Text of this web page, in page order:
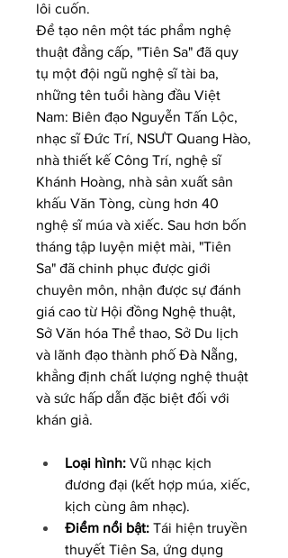
lôi cuốn.
Để tạo nên một tác phẩm nghệ
thuật đẳng cấp, "Tiên Sa" đã quy
tụ một đội ngũ nghệ sĩ tài ba,
những tên tuổi hàng đầu Việt
Nam: Biên đạo Nguyễn Tấn Lộc,
nhạc sĩ Đức Trí, NSƯT Quang Hào,
nhà thiết kế Công Trí, nghệ sĩ
Khánh Hoàng, nhà sản xuất sân
khấu Văn Tòng, cùng hơn 40
nghệ sĩ múa và xiếc. Sau hơn bốn
tháng tập luyện miệt mài, "Tiên
Sa" đã chinh phục được giới
chuyên môn, nhận được sự đánh
giá cao từ Hội đồng Nghệ thuật,
Sở Văn hóa Thể thao, Sở Du lịch
và lãnh đạo thành phố Đà Nẵng,
khẳng định chất lượng nghệ thuật
và sức hấp dẫn đặc biệt đối với
khán giả.
Loại hình: Vũ nhạc kịch
đương đại (kết hợp múa, xiếc,
kịch cùng âm nhạc).
Điểm nổi bật: Tái hiện truyền
thuyết Tiên Sa, ứng dụng